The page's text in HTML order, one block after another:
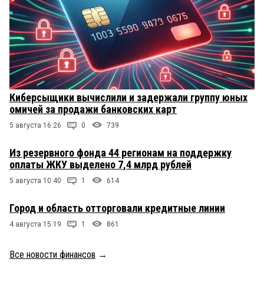
Киберсыщики вычислили и задержали группу юных
омичей за продажи банковских карт
5 августа 16:26 0 739
Из резервного фонда 44 регионам на поддержку
оплаты ЖКУ выделено 7,4 млрд рублей
5 августа 10:40 1 614
Город и область отторговали кредитные линии
4 августа 15:19 1 861
Все новости финансов →